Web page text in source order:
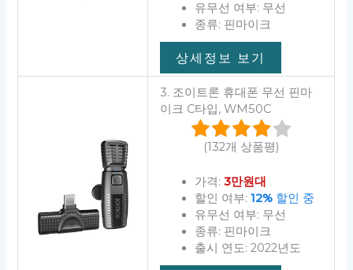
유무선 여부: 무선
종류: 핀마이크
상세정보 보기
3. 조이트론 휴대폰 무선 핀마
이크 C타입, WM50C
(132개 상품평)
가격: 3만원대
할인 여부: 12%할인 중
유무선 여부: 무선
종류: 핀마이크
출시 연도: 2022년도